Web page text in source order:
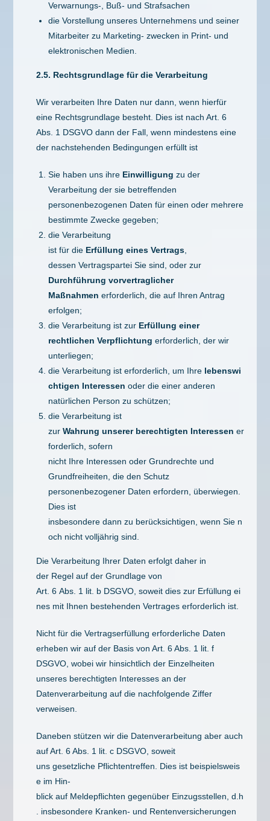
Verwarnungs-, Buß- und Strafsachen
die Vorstellung unseres Unternehmens und seiner
Mitarbeiter zu Marketing- zwecken in Print- und
elektronischen Medien.
2.5. Rechtsgrundlage für die Verarbeitung
Wir verarbeiten Ihre Daten nur dann, wenn hierfür
eine Rechtsgrundlage besteht. Dies ist nach Art. 6
Abs. 1 DSGVO dann der Fall, wenn mindestens eine
der nachstehenden Bedingungen erfüllt ist
Sie haben uns ihre Einwilligungzu der
Verarbeitung der sie betreffenden
personenbezogenen Daten für einen oder mehrere
bestimmte Zwecke gegeben;
die Verarbeitung
ist für die Erfüllung eines Vertrags
dessen Vertragspartei Sie sind, oder zur
Durchführung vorvertraglicher
Maßnahmenerforderlich, die auf Ihren Antrag
erfolgen;
die Verarbeitung ist zur Erfüllung einer
rechtlichen Verpflichtungerforderlich, der wir
unterliegen;
die Verarbeitung ist erforderlich, um Ihre lebenswi
chtigen Interessenoder die einer anderen
natürlichen Person zu schützen;
die Verarbeitung ist
zurWahrung unserer berechtigten Interessener
forderlich, sofern
nicht Ihre Interessen oder Grundrechte und
Grundfreiheiten, die den Schutz
personenbezogener Daten erfordern, überwiegen.
Dies ist
insbesondere dann zu berücksichtigen, wenn Sie n
och nicht volljährig sind.
Die Verarbeitung Ihrer Daten erfolgt daher in
der Regel auf der Grundlage von
Art. 6 Abs. 1 lit. b DSGVO, soweit dies zur Erfüllung ei
nes mit Ihnen bestehenden Vertrages erforderlich ist.
Nicht für die Vertragserfüllung erforderliche Daten
erheben wir auf der Basis von Art. 6 Abs. 1 lit. f
DSGVO, wobei wir hinsichtlich der Einzelheiten
unseres berechtigten Interesses an der
Datenverarbeitung auf die nachfolgende Ziffer
verweisen.
Daneben stützen wir die Datenverarbeitung aber auch
auf Art. 6 Abs. 1 lit. c DSGVO, soweit
uns gesetzliche Pflichtentreffen. Dies ist beispielsweis
e im Hin-
blick auf Meldepflichten gegenüber Einzugsstellen, d.h
. insbesondere Kranken- und Rentenversicherungen